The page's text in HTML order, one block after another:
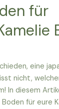
für
eine
nicht,
In diesem
für eure